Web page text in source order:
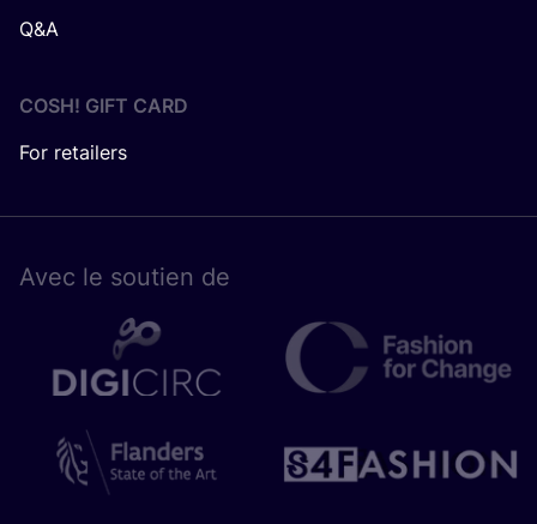
Q&A
COSH! GIFT CARD
For retailers
Avec le sou­tien de